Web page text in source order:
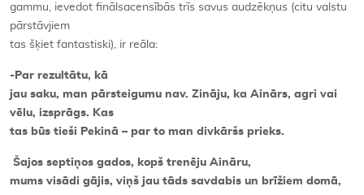
gammu, ievedot finālsacensībās trīs savus audzēkņus (citu valstu
pārstāvjiem
tas šķiet fantastiski), ir reāla:
-Par rezultātu, kā
jau saku, man pārsteigumu nav. Zināju, ka Ainārs, agri vai
vēlu, izsprāgs. Kas
tas būs tieši Pekinā – par to man divkāršs prieks.
Šajos septiņos gados, kopš trenēju Aināru,
mums visādi gājis, viņš jau tāds savdabis un brīžiem domā,